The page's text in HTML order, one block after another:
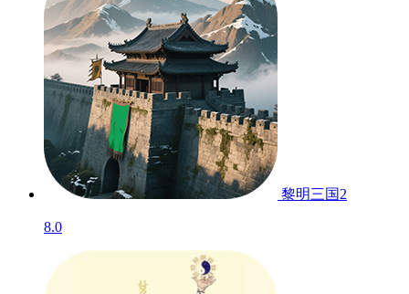
黎明三国2
8.0